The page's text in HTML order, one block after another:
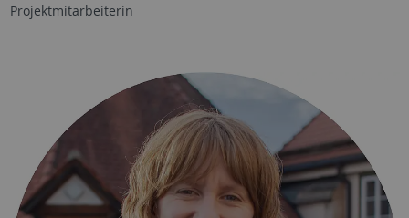
Projektmitarbeiterin